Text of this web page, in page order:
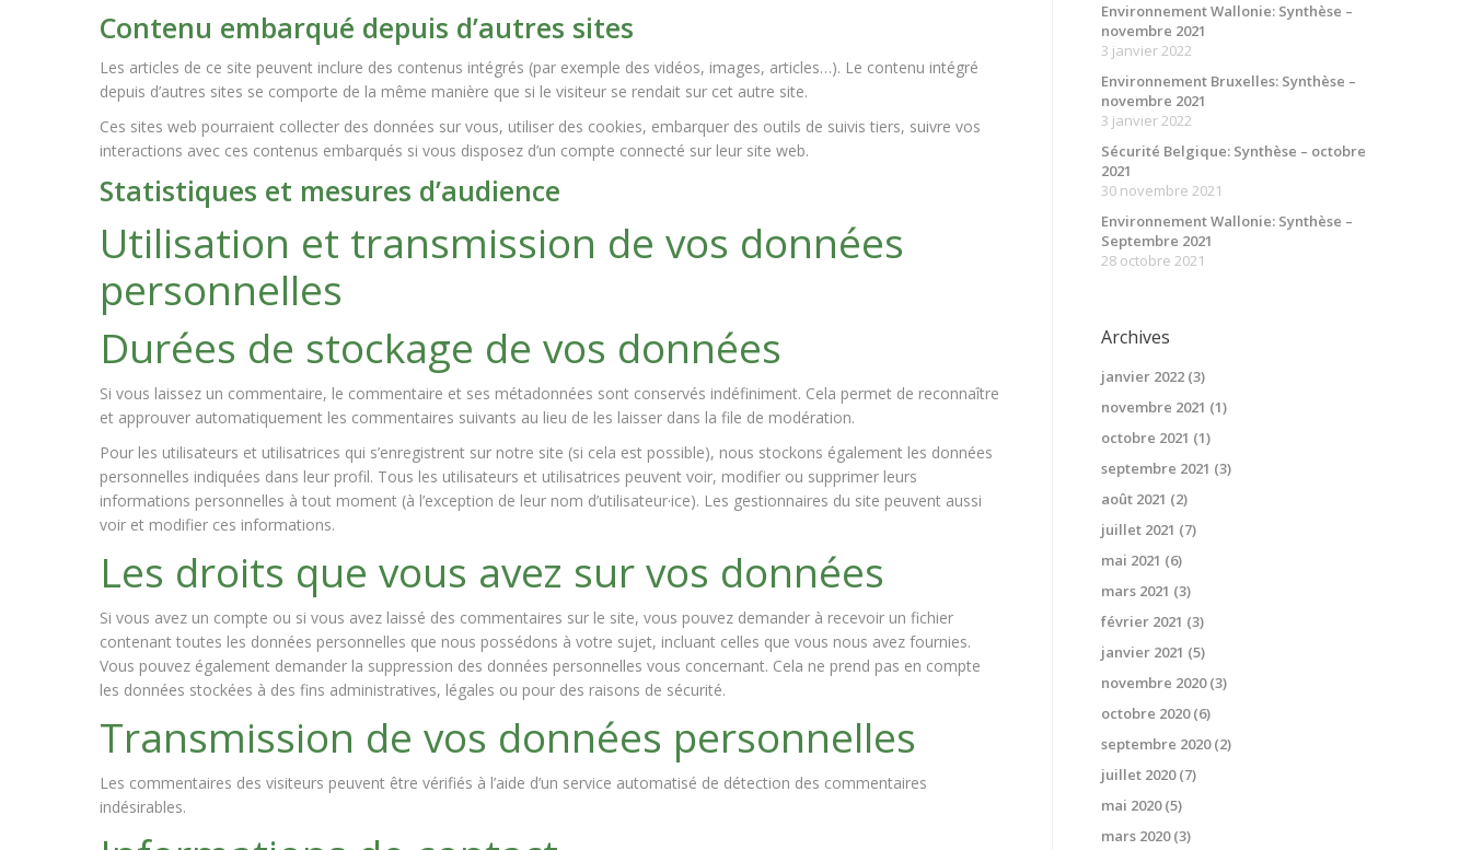
Contenu embarqué depuis d’autres sites
Les articles de ce site peuvent inclure des contenus intégrés (par exemple des vidéos, images, articles…). Le contenu intégré
depuis d’autres sites se comporte de la même manière que si le visiteur se rendait sur cet autre site.
Ces sites web pourraient collecter des données sur vous, utiliser des cookies, embarquer des outils de suivis tiers, suivre vos
interactions avec ces contenus embarqués si vous disposez d’un compte connecté sur leur site web.
Statistiques et mesures d’audience
Utilisation et transmission de vos données
personnelles
Durées de stockage de vos données
Si vous laissez un commentaire, le commentaire et ses métadonnées sont conservés indéfiniment. Cela permet de reconnaître
et approuver automatiquement les commentaires suivants au lieu de les laisser dans la file de modération.
Pour les utilisateurs et utilisatrices qui s’enregistrent sur notre site (si cela est possible), nous stockons également les données
personnelles indiquées dans leur profil. Tous les utilisateurs et utilisatrices peuvent voir, modifier ou supprimer leurs
informations personnelles à tout moment (à l’exception de leur nom d’utilisateur·ice). Les gestionnaires du site peuvent aussi
voir et modifier ces informations.
Les droits que vous avez sur vos données
Si vous avez un compte ou si vous avez laissé des commentaires sur le site, vous pouvez demander à recevoir un fichier
contenant toutes les données personnelles que nous possédons à votre sujet, incluant celles que vous nous avez fournies.
Vous pouvez également demander la suppression des données personnelles vous concernant. Cela ne prend pas en compte
les données stockées à des fins administratives, légales ou pour des raisons de sécurité.
Transmission de vos données personnelles
Les commentaires des visiteurs peuvent être vérifiés à l’aide d’un service automatisé de détection des commentaires
indésirables.
Environnement Wallonie: Synthèse –
novembre 2021
3 janvier 2022
Environnement Bruxelles: Synthèse –
novembre 2021
3 janvier 2022
Sécurité Belgique: Synthèse – octobre
2021
30 novembre 2021
Environnement Wallonie: Synthèse –
Septembre 2021
28 octobre 2021
Archives
janvier 2022 (3)
novembre 2021 (1)
octobre 2021 (1)
septembre 2021 (3)
août 2021 (2)
juillet 2021 (7)
mai 2021 (6)
mars 2021 (3)
février 2021 (3)
janvier 2021 (5)
novembre 2020(3)
octobre 2020(6)
septembre 2020(2)
juillet 2020(7)
mai 2020(5)
mars 2020(3)